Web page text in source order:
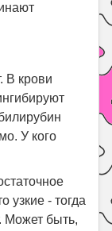
В крови
У кого
узкие - тогда
Может быть,